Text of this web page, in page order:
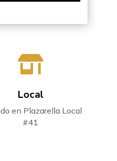

Local
en Plazarella Local
#41